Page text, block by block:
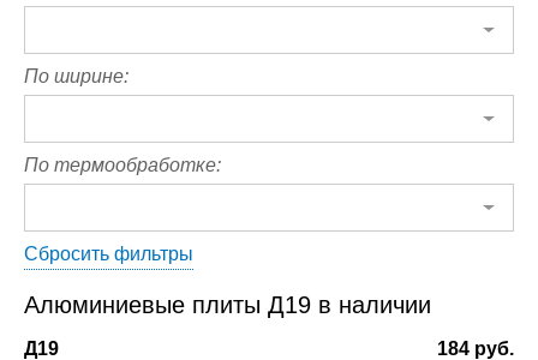
По ширине:
По термообработке:
Сбросить фильтры
Алюминиевые плиты Д19 в наличии
Д19
184 руб.